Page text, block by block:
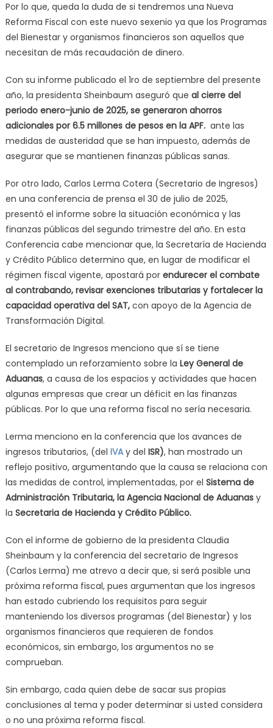
Por lo que, queda la duda de si tendremos una Nueva
Reforma Fiscal con este nuevo sexenio ya que los Programas
del Bienestar y organismos financieros son aquellos que
necesitan de más recaudación de dinero.
Con su informe publicado el 1ro de septiembre del presente
año, la presidenta Sheinbaum aseguró que al cierre del
periodo enero-junio de 2025, se generaron ahorros
adicionales por 6.5 millones de pesos en la APF. ante las
medidas de austeridad que se han impuesto, además de
asegurar que se mantienen finanzas públicas sanas.
Por otro lado, Carlos Lerma Cotera (Secretario de Ingresos)
en una conferencia de prensa el 30 de julio de 2025,
presentó el informe sobre la situación económica y las
finanzas públicas del segundo trimestre del año. En esta
Conferencia cabe mencionar que, la Secretaría de Hacienda
y Crédito Público determino que, en lugar de modificar el
régimen fiscal vigente, apostará por endurecer el combate
al contrabando, revisar exenciones tributarias y fortalecer la
capacidad operativa del SAT,con apoyo de la Agencia de
Transformación Digital.
El secretario de Ingresos menciono que sí se tiene
contemplado un reforzamiento sobre la Ley General de
Aduanas, a causa de los espacios y actividades que hacen
algunas empresas que crear un déficit en las finanzas
públicas. Por lo que una reforma fiscal no sería necesaria.
Lerma menciono en la conferencia que los avances de
ingresos tributarios, (del IVA y del ISR),han mostrado un
reflejo positivo, argumentando que la causa se relaciona con
las medidas de control, implementadas, por el Sistema de
Administración Tributaria, la Agencia Nacional de Aduanas y
la Secretaria de Hacienda y Crédito Público.
Con el informe de gobierno de la presidenta Claudia
Sheinbaum y la conferencia del secretario de Ingresos
(Carlos Lerma) me atrevo a decir que, si será posible una
próxima reforma fiscal, pues argumentan que los ingresos
han estado cubriendo los requisitos para seguir
manteniendo los diversos programas (del Bienestar) y los
organismos financieros que requieren de fondos
económicos, sin embargo, los argumentos no se
comprueban.
Sin embargo, cada quien debe de sacar sus propias
conclusiones al tema y poder determinar si usted considera
o no una próxima reforma fiscal.